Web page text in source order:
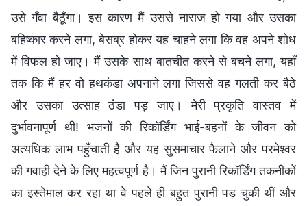
उसे गँवा बैठूँगा। इस कारण मैं उससे नाराज हो गया और उसका
बहिष्कार करने लगा, बेसब्र होकर यह चाहने लगा कि वह अपने शोध
में विफल हो जाए। मैं उसके साथ बातचीत करने से बचने लगा, यहाँ
तक कि मैं हर वो हथकंडा अपनाने लगा जिससे वह गलती कर बैठे
और उसका उत्साह ठंडा पड़ जाए। मेरी प्रकृति वास्तव में
दुर्भावनापूर्ण थी! भजनों की रिकॉर्डिंग भाई-बहनों के जीवन को
अत्यधिक लाभ पहुँचाती है और यह सुसमाचार फैलाने और परमेश्वर
की गवाही देने के लिए महत्वपूर्ण है। मैं जिन पुरानी रिकॉर्डिंग तकनीकों
का इस्तेमाल कर रहा था वे पहले ही बहुत पुरानी पड़ चुकी थीं और